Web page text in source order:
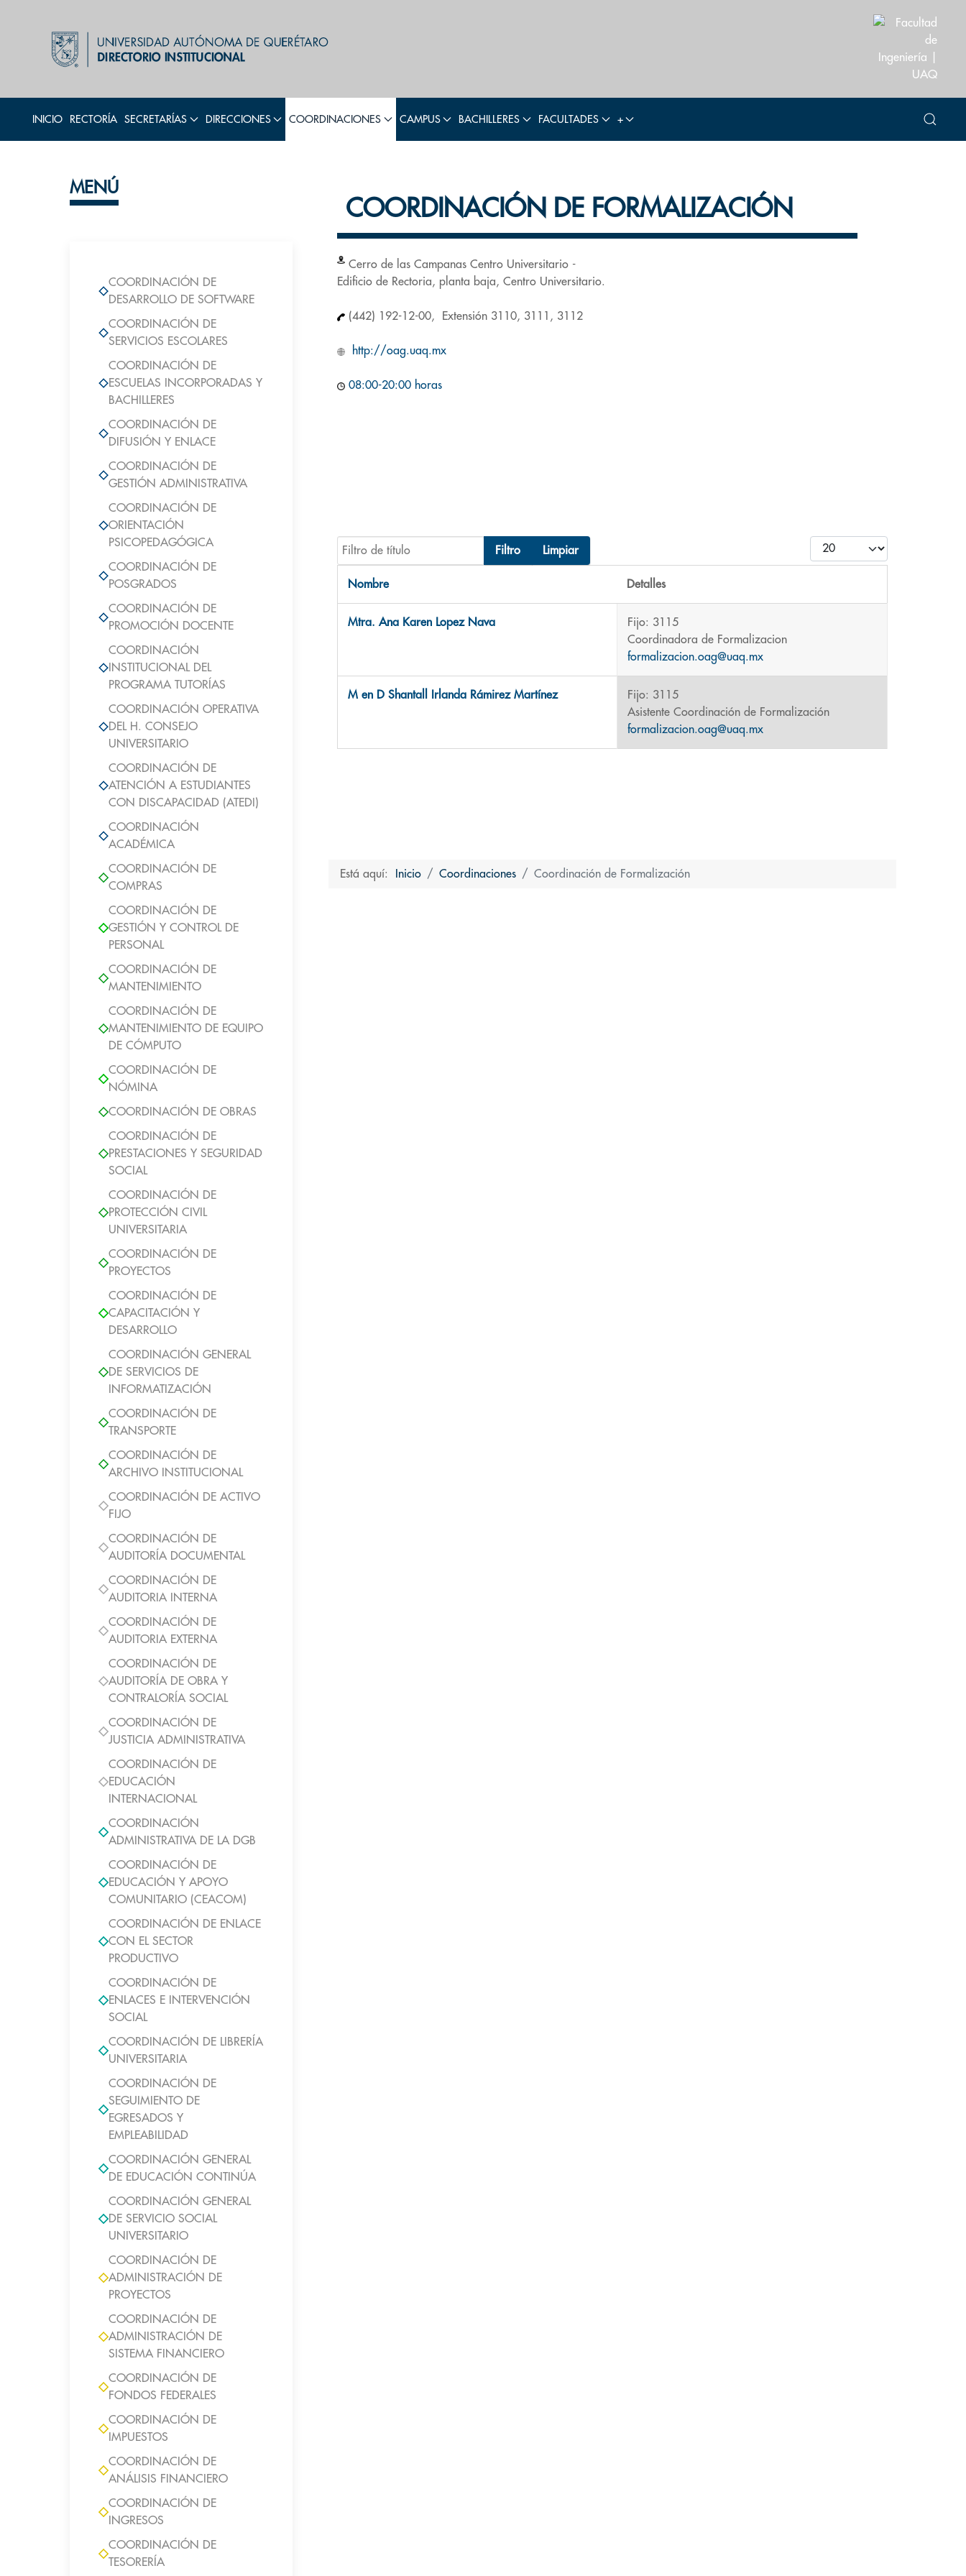
INICIO RECTORÍA SECRETARÍAS DIRECCIONES COORDINACIONES CAMPUS BACHILLERES FACULTADES +
MENÚ
COORDINACIÓN DE
DESARROLLO DE SOFTWARE
COORDINACIÓN DE
SERVICIOS ESCOLARES
COORDINACIÓN DE
ESCUELAS INCORPORADAS Y
BACHILLERES
COORDINACIÓN DE
DIFUSIÓN Y ENLACE
COORDINACIÓN DE
GESTIÓN ADMINISTRATIVA
COORDINACIÓN DE
ORIENTACIÓN
PSICOPEDAGÓGICA
COORDINACIÓN DE
POSGRADOS
COORDINACIÓN DE
PROMOCIÓN DOCENTE
COORDINACIÓN
INSTITUCIONAL DEL
PROGRAMA TUTORÍAS
COORDINACIÓN OPERATIVA
DEL H. CONSEJO
UNIVERSITARIO
COORDINACIÓN DE
ATENCIÓN A ESTUDIANTES
CON DISCAPACIDAD (ATEDI)
COORDINACIÓN
ACADÉMICA
COORDINACIÓN DE
COMPRAS
COORDINACIÓN DE
GESTIÓN Y CONTROL DE
PERSONAL
COORDINACIÓN DE
MANTENIMIENTO
COORDINACIÓN DE
MANTENIMIENTO DE EQUIPO
DE CÓMPUTO
COORDINACIÓN DE
NÓMINA
COORDINACIÓN DE OBRAS
COORDINACIÓN DE
PRESTACIONES Y SEGURIDAD
SOCIAL
COORDINACIÓN DE
PROTECCIÓN CIVIL
UNIVERSITARIA
COORDINACIÓN DE
PROYECTOS
COORDINACIÓN DE
CAPACITACIÓN Y
DESARROLLO
COORDINACIÓN GENERAL
DE SERVICIOS DE
INFORMATIZACIÓN
COORDINACIÓN DE
TRANSPORTE
COORDINACIÓN DE
ARCHIVO INSTITUCIONAL
COORDINACIÓN DE ACTIVO
FIJO
COORDINACIÓN DE
AUDITORÍA DOCUMENTAL
COORDINACIÓN DE
AUDITORIA INTERNA
COORDINACIÓN DE
AUDITORIA EXTERNA
COORDINACIÓN DE
AUDITORÍA DE OBRA Y
CONTRALORÍA SOCIAL
COORDINACIÓN DE
JUSTICIA ADMINISTRATIVA
COORDINACIÓN DE
EDUCACIÓN
INTERNACIONAL
COORDINACIÓN
ADMINISTRATIVA DE LA DGB
COORDINACIÓN DE
EDUCACIÓN Y APOYO
COMUNITARIO (CEACOM)
COORDINACIÓN DE ENLACE
CON EL SECTOR
PRODUCTIVO
COORDINACIÓN DE
ENLACES E INTERVENCIÓN
SOCIAL
COORDINACIÓN DE LIBRERÍA
UNIVERSITARIA
COORDINACIÓN DE
SEGUIMIENTO DE
EGRESADOS Y
EMPLEABILIDAD
COORDINACIÓN GENERAL
DE EDUCACIÓN CONTINÚA
COORDINACIÓN GENERAL
DE SERVICIO SOCIAL
UNIVERSITARIO
COORDINACIÓN DE
ADMINISTRACIÓN DE
PROYECTOS
COORDINACIÓN DE
ADMINISTRACIÓN DE
SISTEMA FINANCIERO
COORDINACIÓN DE
FONDOS FEDERALES
COORDINACIÓN DE
IMPUESTOS
COORDINACIÓN DE
ANÁLISIS FINANCIERO
COORDINACIÓN DE
INGRESOS
COORDINACIÓN DE
TESORERÍA
COORDINACIÓN DE FORMALIZACIÓN
Cerro de las Campanas Centro Universitario -
Edificio de Rectoria, planta baja, Centro Universitario.
(442) 192-12-00, Extensión 3110, 3111, 3112
http://oag.uaq.mx
08:00-20:00 horas
Filtro de título
Filtro Limpiar
Cantidad
Nombre Detalles
Mtra. Ana Karen Lopez Nava
Fijo: 3115
Coordinadora de Formalizacion
formalizacion.oag@uaq.mx
M en D Shantall Irlanda Rámirez Martínez
Fijo: 3115
Asistente Coordinación de Formalización
formalizacion.oag@uaq.mx
Está aquí: Inicio Coordinaciones Coordinación de Formalización